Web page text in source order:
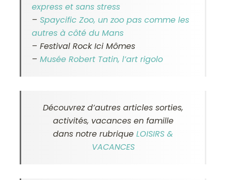
express et sans stress
–Spaycific Zoo, un zoo pas comme les
autres à côté du Mans
–Festival Rock Ici Mômes
–Musée Robert Tatin, l’art rigolo
Découvrez d’autres articles sorties,
activités, vacances en famille
dans notre rubrique LOISIRS &
VACANCES